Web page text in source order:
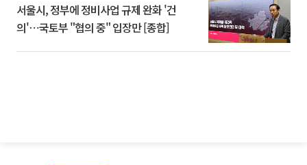
서울시, 정부에 정비사업 규제 완화 '건
의'⋯국토부 "협의 중" 입장만 [종합]